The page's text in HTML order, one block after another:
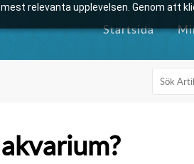
relevanta upplevelsen. Genom att
Startsida